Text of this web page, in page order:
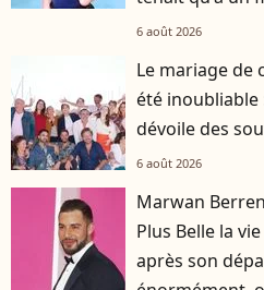
6 août 2026
Le mariage de
été
dévoile des
6 août 2026
Marwan
Plus Belle la
après son